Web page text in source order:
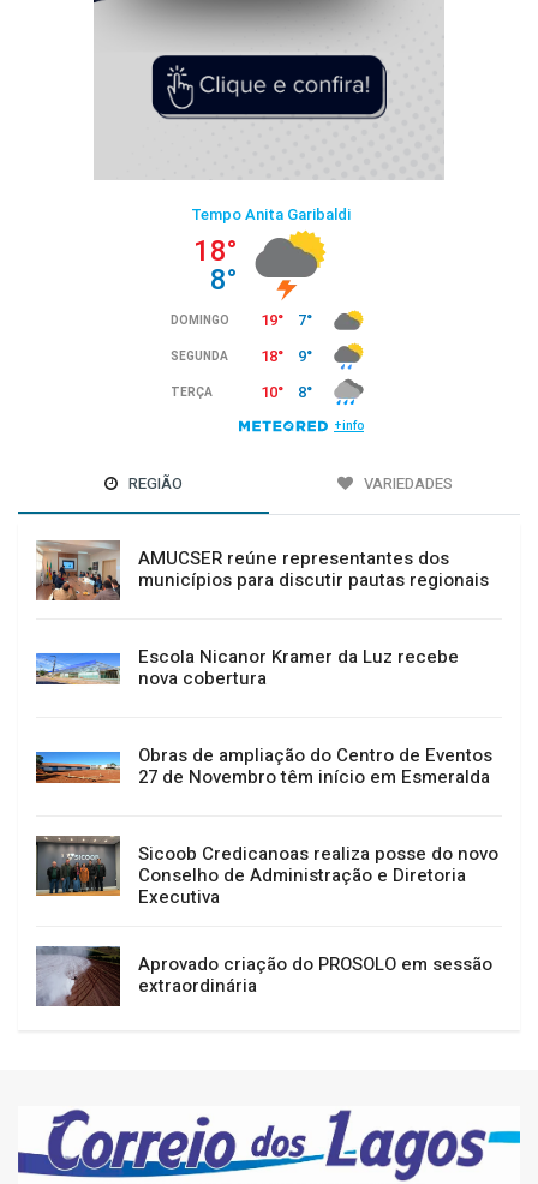
REGIÃO VARIEDADES
AMUCSER reúne representantes dos
municípios para discutir pautas regionais
Escola Nicanor Kramer da Luz recebe
nova cobertura
Obras de ampliação do Centro de Eventos
27 de Novembro têm início em Esmeralda
Sicoob Credicanoas realiza posse do novo
Conselho de Administração e Diretoria
Executiva
Aprovado criação do PROSOLO em sessão
extraordinária